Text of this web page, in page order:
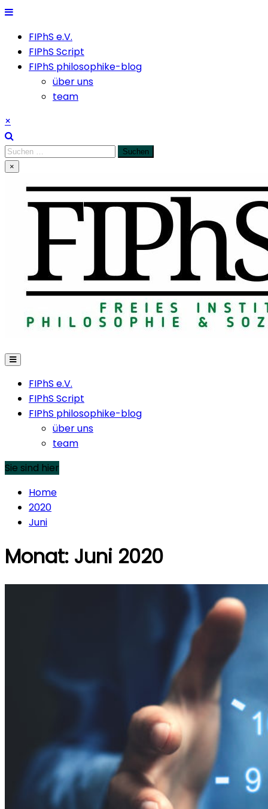
Skip
contentFIPhS e.V.
FIPhS Script
FIPhS philosophike-blog
über uns
team
×
Suchen
nach:
×
FIPhS e.V.
FIPhS Script
FIPhS philosophike-blog
über uns
team
Sie sind hier
Home
2020
Juni
Monat: Juni 2020